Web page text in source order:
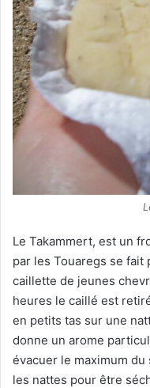
Le Takammert, est un
par les Touaregs se fait
caillette de jeunes
heures le caillé est
en petits tas sur une
donne un arome
évacuer le maximum
les nattes pour être